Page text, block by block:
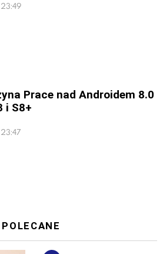
Prace nad Androidem 8.0
i S8+
POLECANE